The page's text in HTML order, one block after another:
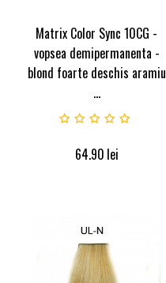
Matrix Color Sync 10CG -
vopsea demipermanenta -
blond foarte deschis aramiu
...
64.90 lei